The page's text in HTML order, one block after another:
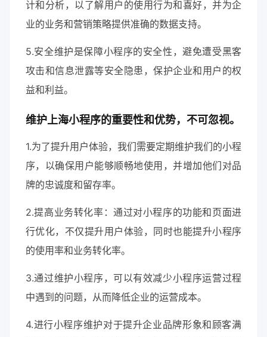
计和分析，以了解用户的使用行为和喜好，并为企
业的业务和营销策略提供准确的数据支持。
5.安全维护是保障小程序的安全性，避免遭受黑客
攻击和信息泄露等安全隐患，保护企业和用户的权
益和利益。
维护上海小程序的重要性和优势，不可忽视。
1.为了提升用户体验，我们需要定期维护我们的小程
序，以确保用户能够顺畅地使用，并增加他们对品
牌的忠诚度和留存率。
2.提高业务转化率：通过对小程序的功能和页面进
行优化，不仅提升用户体验，同时也能提升小程序
的使用率和业务转化率。
3.通过维护小程序，可以有效减少小程序运营过程
中遇到的问题，从而降低企业的运营成本。
4.进行小程序维护对于提升企业品牌形象和顾客满